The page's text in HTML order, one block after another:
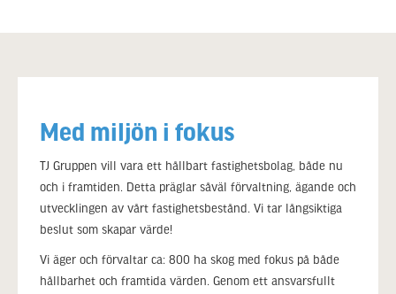
Med miljön i fokus
TJ Gruppen vill vara ett hållbart fastighetsbolag, både nu
och i framtiden. Detta präglar såväl förvaltning, ägande och
utvecklingen av vårt fastighetsbestånd. Vi tar långsiktiga
beslut som skapar värde!
Vi äger och förvaltar ca: 800 ha skog med fokus på både
hållbarhet och framtida värden. Genom ett ansvarsfullt